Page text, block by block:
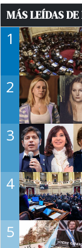
MÁS LEÍDAS DE
1
2
3
4
5